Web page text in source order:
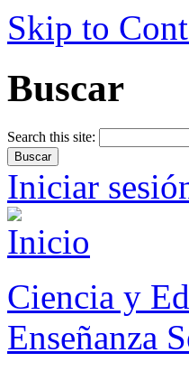
Skip to
Buscar
Search this site:
Iniciar
Ciencia y
Enseñanza